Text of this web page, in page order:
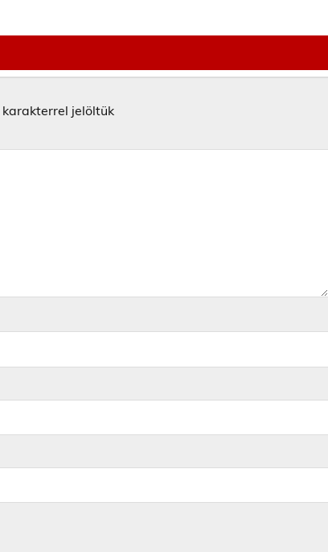
karakterrel jelöltük